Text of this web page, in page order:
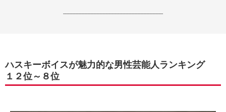
------------------------------------------------------------------
ハスキーボイスが魅力的な男性芸能人ランキング
１２位～８位